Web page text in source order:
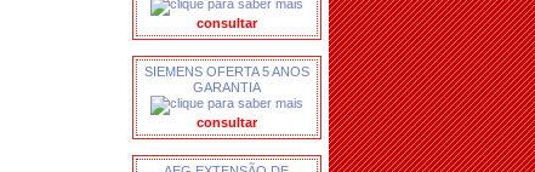
consultar
SIEMENS OFERTA 5 ANOS
GARANTIA
consultar